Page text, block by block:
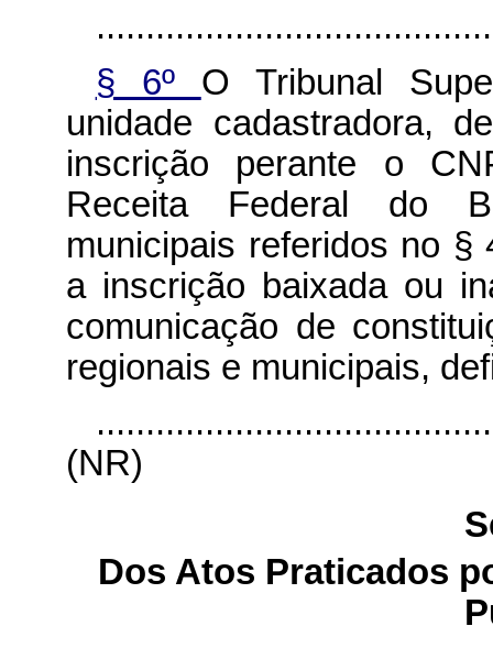
§ 6º O Tribunal
unidade cadastradora,
inscrição perante o
Receita Federal do
municipais referidos no §
a inscrição baixada ou
comunicação de
regionais e municipais,
(NR)
Dos Atos Praticados